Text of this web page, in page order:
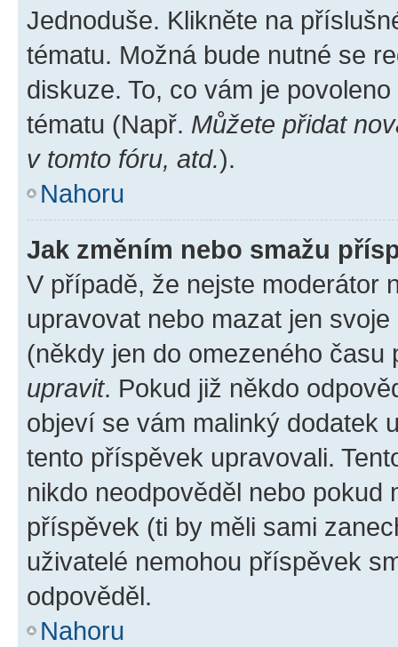
Jednoduše. Klikněte na
tématu. Možná bude nutné se
diskuze. To, co vám je
tématu (Např. Můžete přidat
v tomto fóru, atd.).
Nahoru
Jak změním nebo smažu
V případě, že nejste moderátor
upravovat nebo mazat jen
(někdy jen do omezeného
upravit. Pokud již někdo
objeví se vám malinký dodatek
tento příspěvek upravovali.
nikdo neodpověděl nebo pokud
příspěvek (ti by měli sami
uživatelé nemohou příspěvek
odpověděl.
Nahoru